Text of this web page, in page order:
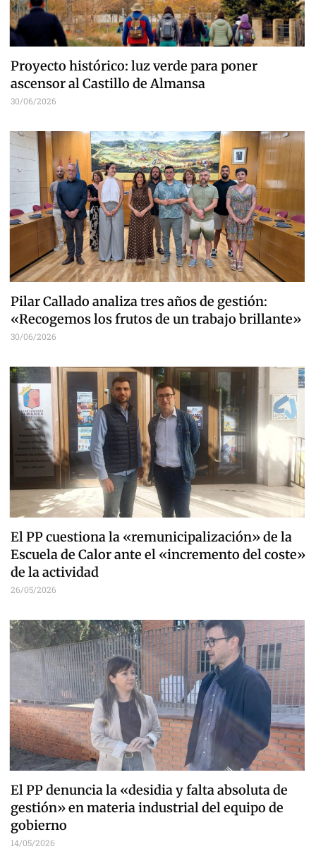
Proyecto histórico: luz verde para poner
ascensor al Castillo de Almansa
30/06/2026
Pilar Callado analiza tres años de gestión:
«Recogemos los frutos de un trabajo brillante»
30/06/2026
El PP cuestiona la «remunicipalización» de la
Escuela de Calor ante el «incremento del coste»
de la actividad
26/05/2026
El PP denuncia la «desidia y falta absoluta de
gestión» en materia industrial del equipo de
gobierno
14/05/2026